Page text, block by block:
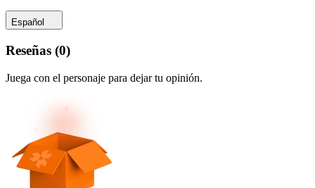
Español
Reseñas (0)
Juega con el personaje para dejar tu opinión.